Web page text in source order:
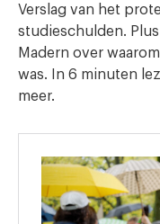
Verslag van het
studieschulden.
Madern over
was. In 6 minuten
meer.